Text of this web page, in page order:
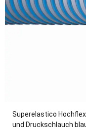
Superelastico
und Druckschlauch